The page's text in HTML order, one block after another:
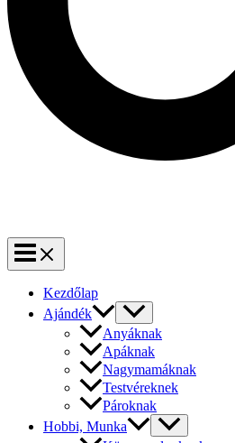
Kezdőlap
Ajándék
Anyáknak
Apáknak
Nagymamáknak
Testvéreknek
Pároknak
Hobbi, Munka